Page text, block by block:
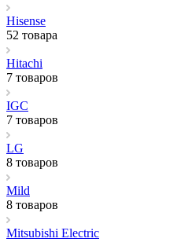
Hisense
52 товара
Hitachi
7 товаров
IGC
7 товаров
LG
8 товаров
Mild
8 товаров
Mitsubishi Electric